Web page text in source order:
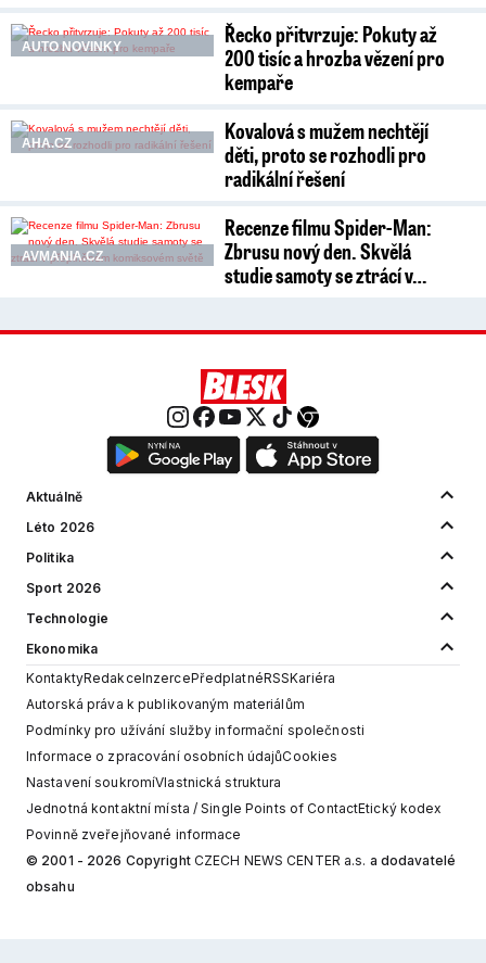
AUTO NOVINKY
Řecko přitvrzuje: Pokuty až
200 tisíc a hrozba vězení pro
kempaře
AHA.CZ
Kovalová s mužem nechtějí
děti, proto se rozhodli pro
radikální řešení
AVMANIA.CZ
Recenze filmu Spider-Man:
Zbrusu nový den. Skvělá
studie samoty se ztrácí v…
Aktuálně
Léto 2026
Politika
Sport 2026
Technologie
Ekonomika
KontaktyRedakceInzercePředplatnéRSSKariéra
Autorská práva k publikovaným materiálům
Podmínky pro užívání služby informační společnosti
Informace o zpracování osobních údajůCookies
Nastavení soukromíVlastnická struktura
Jednotná kontaktní místa / Single Points of ContactEtický kodex
Povinně zveřejňované informace
© 2001 - 2026 Copyright CZECH NEWS CENTER a.s. a dodavatelé
obsahu